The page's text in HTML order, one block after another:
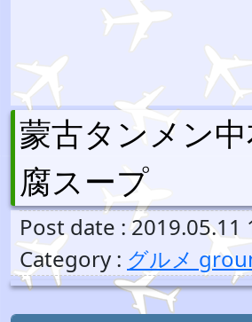
蒙古タンメン
腐スープ
Post date : 2019.05.11
Category : グルメ